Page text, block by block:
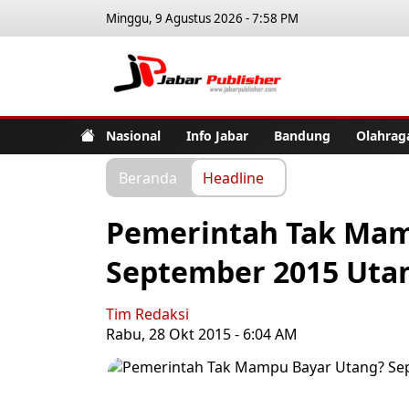
Minggu, 9 Agustus 2026 - 7:58 PM
Nasional Info Jabar Bandung
Beranda Headline
Pemerintah Tak
September 2015
Tim Redaksi
Rabu, 28 Okt 2015 - 6:04 AM